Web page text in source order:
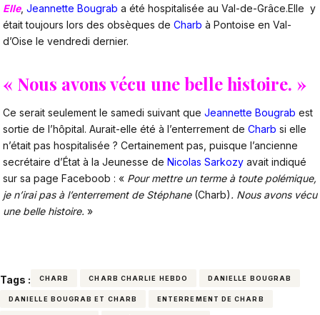
Elle, Jeannette Bougrab a été hospitalisée au Val-de-Grâce.Elle y
était toujours lors des obsèques de Charb à Pontoise en Val-
d’Oise le vendredi dernier.
« Nous avons vécu une belle histoire. »
Ce serait seulement le samedi suivant que Jeannette Bougrab est
sortie de l’hôpital. Aurait-elle été à l’enterrement de Charb si elle
n’était pas hospitalisée ? Certainement pas, puisque l’ancienne
secrétaire d’État à la Jeunesse de Nicolas Sarkozy avait indiqué
sur sa page Faceboob : « Pour mettre un terme à toute polémique,
je n’irai pas à l’enterrement de Stéphane(Charb). Nous avons vécu
une belle histoire. »
Tags : CHARB CHARB CHARLIE HEBDO DANIELLE BOUGRAB
DANIELLE BOUGRAB ET CHARB ENTERREMENT DE CHARB